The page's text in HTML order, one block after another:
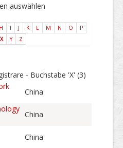
auswählen
H I J K L M N O
P
X Y Z
- Buchstabe 'X' (3)
China
China
China